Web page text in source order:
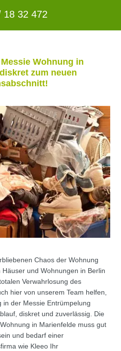
18 32 472
Wohnung in
zum neuen
Chaos der Wohnung
und Wohnungen in Berlin
Verwahrlosung des
hier von unserem Team helfen,
der Messie Entrümpelung
diskret und zuverlässig. Die
in Marienfelde muss gut
und bedarf einer
wie Kleeo Ihr